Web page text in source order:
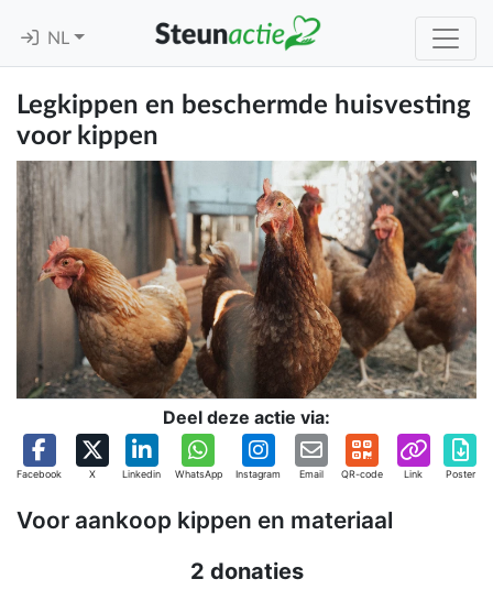
NL
Legkippen en beschermde huisvesting
voor kippen
Deel deze actie via:
Facebook X Linkedin WhatsApp Instagram Email QR-code Link Poster
Voor aankoop kippen en materiaal
2 donaties